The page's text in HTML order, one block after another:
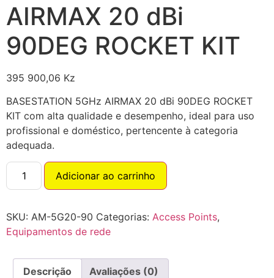
AIRMAX 20 dBi
90DEG ROCKET KIT
395 900,06 Kz
BASESTATION 5GHz AIRMAX 20 dBi 90DEG ROCKET
KIT com alta qualidade e desempenho, ideal para uso
profissional e doméstico, pertencente à categoria
adequada.
Adicionar ao carrinho
SKU: AM-5G20-90 Categorias: Access Points,
Equipamentos de rede
Descrição Avaliações (0)